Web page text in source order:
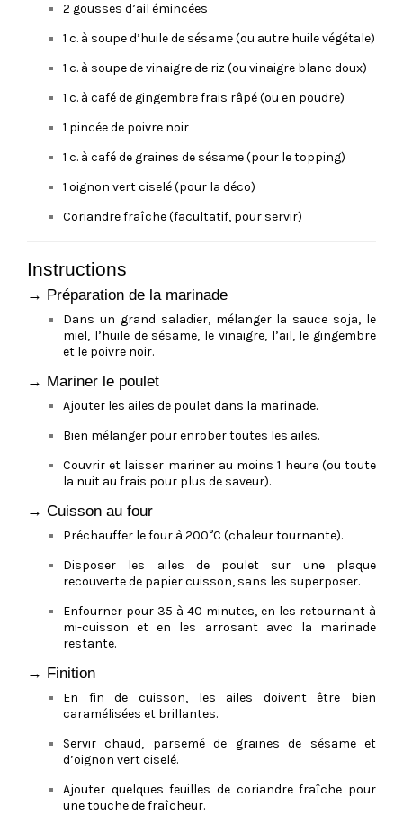
2 gousses d’ail émincées
1 c. à soupe d’huile de sésame (ou autre huile végétale)
1 c. à soupe de vinaigre de riz (ou vinaigre blanc doux)
1 c. à café de gingembre frais râpé (ou en poudre)
1 pincée de poivre noir
1 c. à café de graines de sésame (pour le topping)
1 oignon vert ciselé (pour la déco)
Coriandre fraîche (facultatif, pour servir)
Instructions
→ Préparation de la marinade
Dans un grand saladier, mélanger la sauce soja, le
miel, l’huile de sésame, le vinaigre, l’ail, le gingembre
et le poivre noir.
→ Mariner le poulet
Ajouter les ailes de poulet dans la marinade.
Bien mélanger pour enrober toutes les ailes.
Couvrir et laisser mariner au moins 1 heure (ou toute
la nuit au frais pour plus de saveur).
→ Cuisson au four
Préchauffer le four à 200°C (chaleur tournante).
Disposer les ailes de poulet sur une plaque
recouverte de papier cuisson, sans les superposer.
Enfourner pour 35 à 40 minutes, en les retournant à
mi-cuisson et en les arrosant avec la marinade
restante.
→ Finition
En fin de cuisson, les ailes doivent être bien
caramélisées et brillantes.
Servir chaud, parsemé de graines de sésame et
d’oignon vert ciselé.
Ajouter quelques feuilles de coriandre fraîche pour
une touche de fraîcheur.